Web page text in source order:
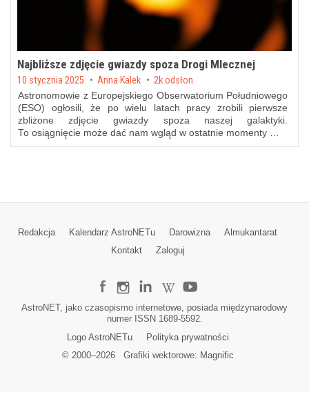
Najbliższe zdjęcie gwiazdy spoza Drogi Mlecznej
Posted on
10 stycznia 2025 by Anna Kalek 2k odsłon
Astronomowie z Europejskiego Obserwatorium Południowego
(ESO) ogłosili, że po wielu latach pracy zrobili pierwsze
zbliżone zdjęcie gwiazdy spoza naszej galaktyki.
To osiągnięcie może dać nam wgląd w ostatnie momenty …
Redakcja Kalendarz AstroNETu Darowizna
Almukantarat
Kontakt
Zaloguj
AstroNET, jako czasopismo internetowe, posiada międzynarodowy
numer ISSN 1689-5592.
Logo AstroNETu
Polityka prywatności
© 2000–2026Grafiki wektorowe: Magnific